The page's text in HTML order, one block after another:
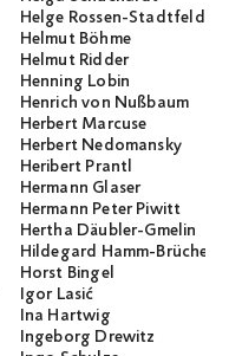
Helge Rossen-Stadtfeld
Helmut Böhme
Helmut Ridder
Henning Lobin
Henrich von Nußbaum
Herbert Marcuse
Herbert Nedomansky
Heribert Prantl
Hermann Glaser
Hermann Peter Piwitt
Hertha Däubler-Gmelin
Hildegard Hamm-Brücher
Horst Bingel
Igor Lasić
Ina Hartwig
Ingeborg Drewitz